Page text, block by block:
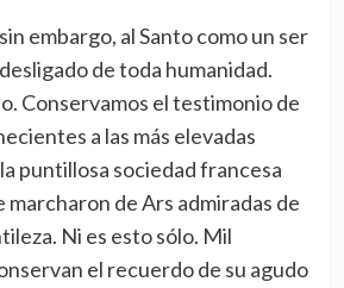
embargo, al Santo como un ser
de toda humanidad.
Conservamos el testimonio de
a las más elevadas
puntillosa sociedad francesa
marcharon de Ars admiradas de
Ni es esto sólo. Mil
el recuerdo de su agudo